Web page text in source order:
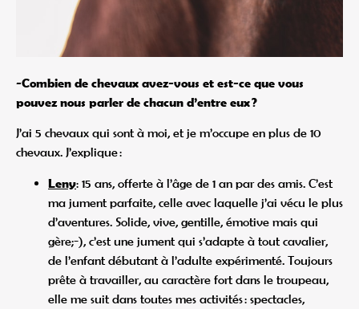
-Combien de chevaux avez-vous et est-ce que vous
pouvez nous parler de chacun d’entre eux ?
J’ai 5 chevaux qui sont à moi, et je m’occupe en plus de 10
chevaux. J’explique :
Leny: 15 ans, offerte à l’âge de 1 an par des amis. C’est
ma jument parfaite, celle avec laquelle j’ai vécu le plus
d’aventures. Solide, vive, gentille, émotive mais qui
gère;-), c’est une jument qui s’adapte à tout cavalier,
de l’enfant débutant à l’adulte expérimenté. Toujours
prête à travailler, au caractère fort dans le troupeau,
elle me suit dans toutes mes activités : spectacles,